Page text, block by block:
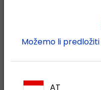
Možemo li predložiti
AT